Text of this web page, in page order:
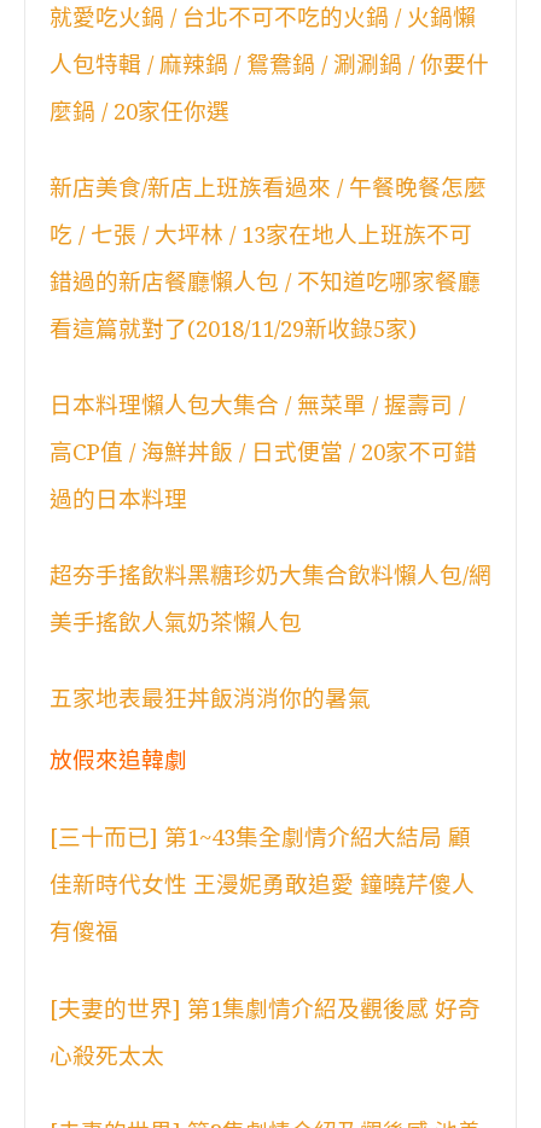
就愛吃火鍋 / 台北不可不吃的火鍋 / 火鍋懶
人包特輯 / 麻辣鍋 / 鴛鴦鍋 / 涮涮鍋 / 你要什
麼鍋 / 20家任你選
新店美食/新店上班族看過來 / 午餐晚餐怎麼
吃 / 七張 / 大坪林 / 13家在地人上班族不可
錯過的新店餐廳懶人包 / 不知道吃哪家餐廳
看這篇就對了(2018/11/29新收錄5家)
日本料理懶人包大集合 / 無菜單 / 握壽司 /
高CP值 / 海鮮丼飯 / 日式便當 / 20家不可錯
過的日本料理
超夯手搖飲料黑糖珍奶大集合飲料懶人包/網
美手搖飲人氣奶茶懶人包
五家地表最狂丼飯消消你的暑氣
放假來追韓劇
[三十而已] 第1~43集全劇情介紹大結局 顧
佳新時代女性 王漫妮勇敢追愛 鐘曉芹傻人
有傻福
[夫妻的世界] 第1集劇情介紹及觀後感 好奇
心殺死太太